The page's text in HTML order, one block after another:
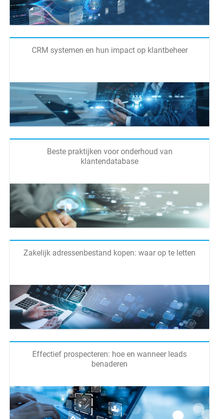
CRM systemen en hun impact op klantbeheer
Beste praktijken voor onderhoud van
klantendatabase
Zakelijk adressenbestand kopen: waar op te letten
Effectief prospecteren: hoe en wanneer leads
benaderen